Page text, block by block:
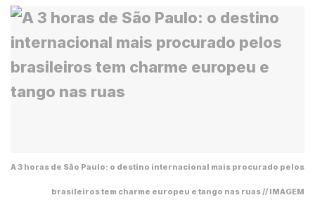
A 3 horas de São Paulo: o destino internacional mais procurado pelos
brasileiros tem charme europeu e tango nas ruas // IMAGEM